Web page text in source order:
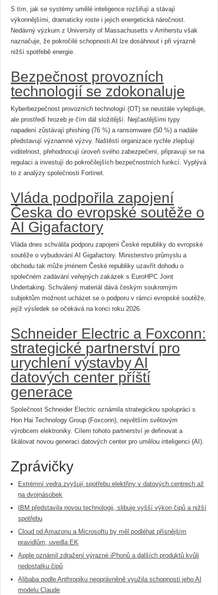
S tím, jak se systémy umělé inteligence rozšiřují a stávají
výkonnějšími, dramaticky roste i jejich energetická náročnost.
Nedávný výzkum z University of Massachusetts v Amherstu však
naznačuje, že pokročilé schopnosti AI lze dosáhnout i při výrazně
nižší spotřebě energie.
Bezpečnost provozních
technologií se zdokonaluje
Kyberbezpečnost provozních technologií (OT) se neustále vylepšuje,
ale prostředí hrozeb je čím dál složitější. Nejčastějšími typy
napadení zůstávají phishing (76 %) a ransomware (50 %) a nadále
představují významné výzvy. Naštěstí organizace rychle zlepšují
viditelnost, přehodnocují úroveň svého zabezpečení, připravují se na
regulaci a investují do pokročilejších bezpečnostních funkcí. Vyplývá
to z analýzy společnosti Fortinet.
Vláda podpořila zapojení
Česka do evropské soutěže o
AI Gigafactory
Vláda dnes schválila podporu zapojení České republiky do evropské
soutěže o vybudování AI Gigafactory. Ministerstvo průmyslu a
obchodu tak může jménem České republiky uzavřít dohodu o
společném zadávání veřejných zakázek s EuroHPC Joint
Undertaking. Schválený materiál dává českým soukromým
subjektům možnost ucházet se o podporu v rámci evropské soutěže,
jejíž výsledek se očekává na konci roku 2026.
Schneider Electric a Foxconn:
strategické partnerství pro
urychlení výstavby AI
datových center příští
generace
Společnost Schneider Electric oznámila strategickou spolupráci s
Hon Hai Technology Group (Foxconn), největším světovým
výrobcem elektroniky. Cílem tohoto partnerství je definovat a
škálovat novou generaci datových center pro umělou inteligenci (AI).
Zprávičky
Extrémní vedra zvyšují spotřebu elektřiny v datových centrech až
na dvojnásobek
IBM představila novou technologii, slibuje vyšší výkon čipů a nižší
spotřebu
Cloud od Amazonu a Microsoftu by měl podléhat přísnějším
pravidlům, uvedla EK
Apple oznámil zdražení výrazné iPhonů a dalších produktů kvůli
nedostatku čipů
Alibaba podle Anthropiku neoprávněně využila schopnosti jeho AI
modelu Claude